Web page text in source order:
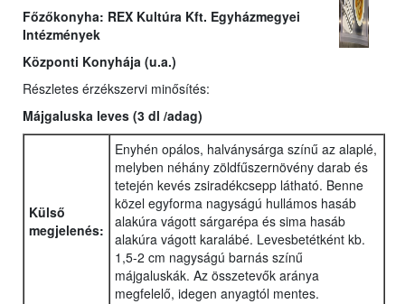
Főzőkonyha: REX Kultúra Kft. Egyházmegyei
Intézmények
Központi Konyhája (u.a.)
Részletes érzékszervi minősítés:
Májgaluska leves (3 dl /adag)
Külső
megjelenés:
Enyhén opálos, halványsárga színű az alaplé,
melyben néhány zöldfűszernövény darab és
tetején kevés zsiradékcsepp látható. Benne
közel egyforma nagyságú hullámos hasáb
alakúra vágott sárgarépa és sima hasáb
alakúra vágott karalábé. Levesbetétként kb.
1,5-2 cm nagyságú barnás színű
májgaluskák. Az összetevők aránya
megfelelő, idegen anyagtól mentes.